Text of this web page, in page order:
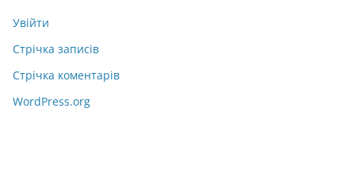
Увійти
Стрічка записів
Стрічка коментарів
WordPress.org